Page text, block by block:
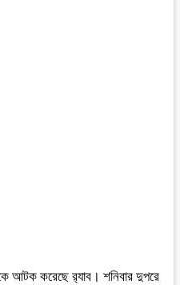
আটক করেছে র‌্যাব। শনিবার দুপরে